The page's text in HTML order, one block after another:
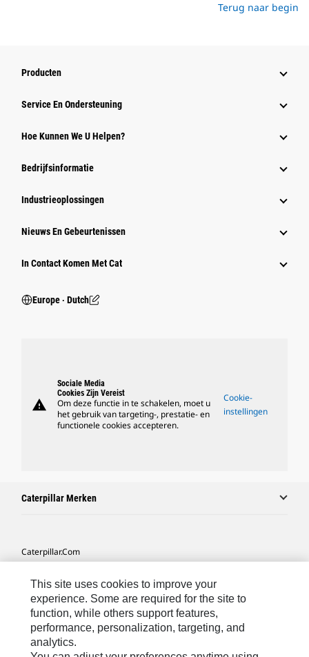
Terug naar begin
Producten
Service En Ondersteuning
Hoe Kunnen We U Helpen?
Bedrijfsinformatie
Industrieoplossingen
Nieuws En Gebeurtenissen
In Contact Komen Met Cat
Europe ‧ Dutch
warning
Sociale Media
Cookies Zijn Vereist
Om deze functie in te schakelen, moet u
het gebruik van targeting-, prestatie- en
functionele cookies accepteren.
Cookie-
instellingen
Caterpillar Merken
Caterpillar.com
Mijn Marketingvoorkeuren
Site Map
Cookie Settings
This site uses cookies to improve your
experience. Some are required for the site to
function, while others support features,
performance, personalization, targeting, and
analytics.